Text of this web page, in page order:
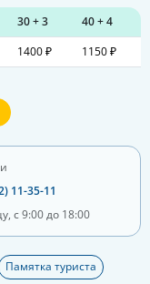
30 + 3
40 + 4
1400 ₽ 1150 ₽
11-35-11
с 9:00 до 18:00
Памятка туриста